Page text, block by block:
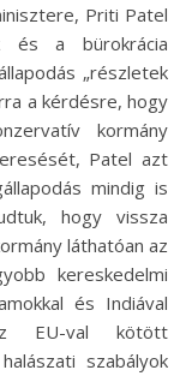
Priti Patel
és a bürokrácia
„részletek
a kérdésre, hogy
kormány
Patel azt
mindig is
hogy vissza
láthatóan az
kereskedelmi
és Indiával
EU-val kötött
szabályok